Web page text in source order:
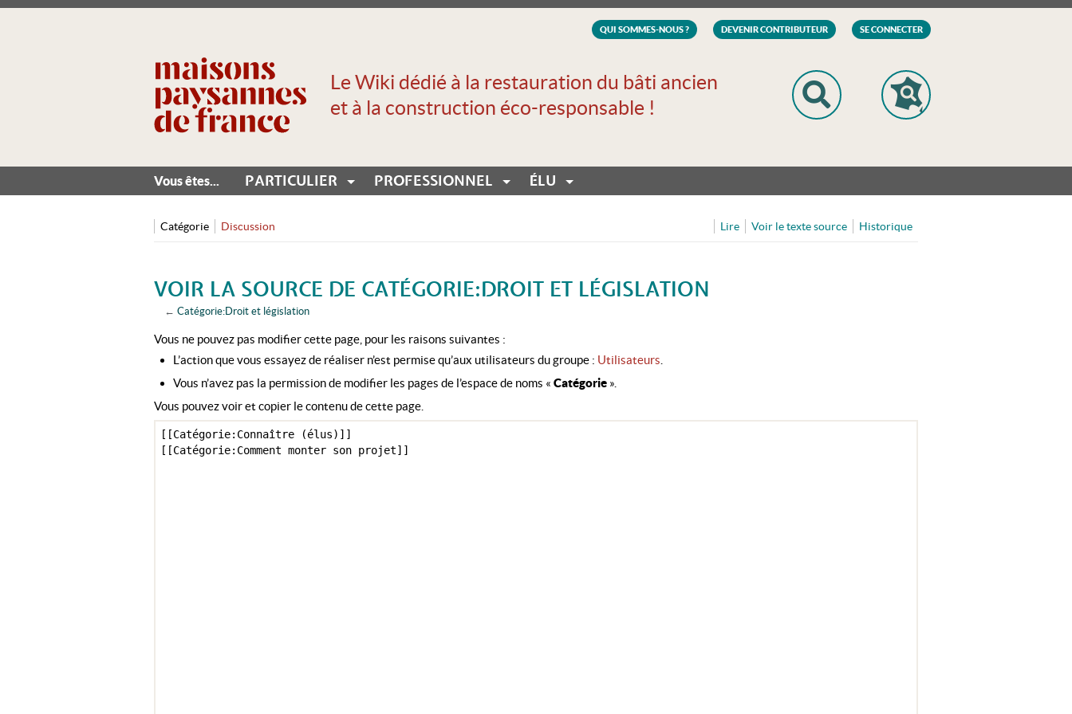
QUI SOMMES-NOUS ? DEVENIR CONTRIBUTEUR SE CONNECTER
Le Wiki dédié à la restauration du bâti ancien
et à la construction éco-responsable !
Vous êtes... PARTICULIER PROFESSIONNEL ÉLU
Catégorie Discussion Lire Voir le texte source Historique
VOIR LA SOURCE DE CATÉGORIE:DROIT ET LÉGISLATION
← Catégorie:Droit et législation
Vous ne pouvez pas modifier cette page, pour les raisons suivantes :
L’action que vous essayez de réaliser n’est permise qu’aux utilisateurs du groupe : Utilisateurs
Vous n’avez pas la permission de modifier les pages de l’espace de noms « Catégorie ».
Vous pouvez voir et copier le contenu de cette page.